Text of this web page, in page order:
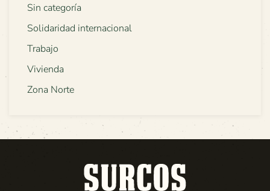
Sin categoría
Solidaridad internacional
Trabajo
Vivienda
Zona Norte